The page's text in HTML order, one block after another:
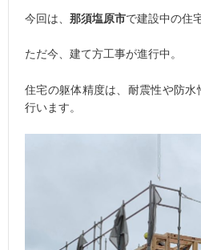
今回は、 那須塩原市で建設中の住
ただ今、建て方工事が進行中。
住宅の躯体精度は、耐震性や防水
行います。